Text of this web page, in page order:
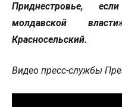
Приднестровье,
молдавской
Красносельский.
Видео пресс-службы